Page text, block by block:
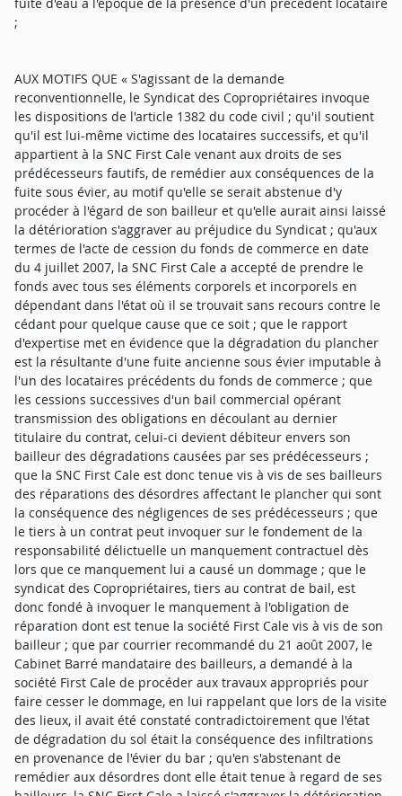
;
AUX MOTIFS QUE « S'agissant de la demande
reconventionnelle, le Syndicat des Copropriétaires invoque
les dispositions de l'article 1382 du code civil ; qu'il soutient
qu'il est lui-même victime des locataires successifs, et qu'il
appartient à la SNC First Cale venant aux droits de ses
prédécesseurs fautifs, de remédier aux conséquences de la
fuite sous évier, au motif qu'elle se serait abstenue d'y
procéder à l'égard de son bailleur et qu'elle aurait ainsi laissé
la détérioration s'aggraver au préjudice du Syndicat ; qu'aux
termes de l'acte de cession du fonds de commerce en date
du 4 juillet 2007, la SNC First Cale a accepté de prendre le
fonds avec tous ses éléments corporels et incorporels en
dépendant dans l'état où il se trouvait sans recours contre le
cédant pour quelque cause que ce soit ; que le rapport
d'expertise met en évidence que la dégradation du plancher
est la résultante d'une fuite ancienne sous évier imputable à
l'un des locataires précédents du fonds de commerce ; que
les cessions successives d'un bail commercial opérant
transmission des obligations en découlant au dernier
titulaire du contrat, celui-ci devient débiteur envers son
bailleur des dégradations causées par ses prédécesseurs ;
que la SNC First Cale est donc tenue vis à vis de ses bailleurs
des réparations des désordres affectant le plancher qui sont
la conséquence des négligences de ses prédécesseurs ; que
le tiers à un contrat peut invoquer sur le fondement de la
responsabilité délictuelle un manquement contractuel dès
lors que ce manquement lui a causé un dommage ; que le
syndicat des Copropriétaires, tiers au contrat de bail, est
donc fondé à invoquer le manquement à l'obligation de
réparation dont est tenue la société First Cale vis à vis de son
bailleur ; que par courrier recommandé du 21 août 2007, le
Cabinet Barré mandataire des bailleurs, a demandé à la
société First Cale de procéder aux travaux appropriés pour
faire cesser le dommage, en lui rappelant que lors de la visite
des lieux, il avait été constaté contradictoirement que l'état
de dégradation du sol était la conséquence des infiltrations
en provenance de l'évier du bar ; qu'en s'abstenant de
remédier aux désordres dont elle était tenue à regard de ses